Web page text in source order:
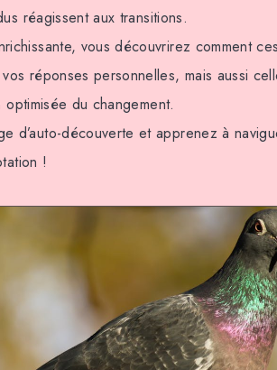
réagissent aux transitions.
vous découvrirez comment
réponses personnelles, mais aussi
du changement.
d’auto-découverte et apprenez à
!